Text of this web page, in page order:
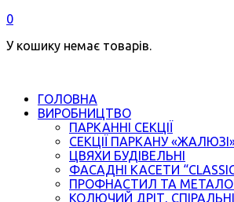
0
У кошику немає товарів.
ГОЛОВНА
ВИРОБНИЦТВО
ПАРКАННІ СЕКЦІЇ
СЕКЦІЇ ПАРКАНУ
ЦВЯХИ БУДІВЕЛЬНІ
ФАСАДНІ КАСЕТИ
ПРОФНАСТИЛ ТА
КОЛЮЧИЙ ДРІТ,